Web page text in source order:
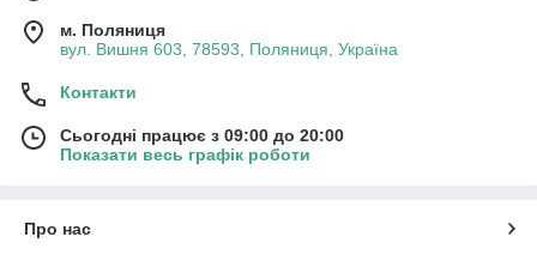
м. Поляниця
вул. Вишня 603, 78593, Поляниця, Україна
Контакти
Сьогодні працює з 09:00 до 20:00
Показати весь графік роботи
Про нас